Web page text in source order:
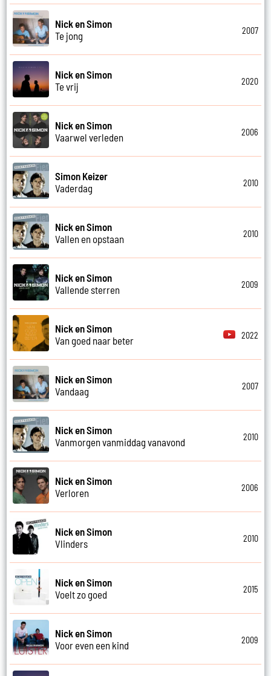
Nick en Simon
Te jong
2007
Nick en Simon
Te vrij
2020
Nick en Simon
Vaarwel verleden
2006
Simon Keizer
Vaderdag
2010
Nick en Simon
Vallen en opstaan
2010
Nick en Simon
Vallende sterren
2009
Nick en Simon
Van goed naar beter
2022
Nick en Simon
Vandaag
2007
Nick en Simon
Vanmorgen vanmiddag vanavond
2010
Nick en Simon
Verloren
2006
Nick en Simon
Vlinders
2010
Nick en Simon
Voelt zo goed
2015
Nick en Simon
Voor even een kind
2009